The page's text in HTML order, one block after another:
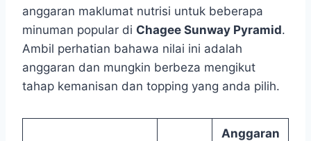
anggaran maklumat nutrisi untuk beberapa
minuman popular di Chagee Sunway Pyramid.
Ambil perhatian bahawa nilai ini adalah
anggaran dan mungkin berbeza mengikut
tahap kemanisan dan topping yang anda pilih.
Anggaran